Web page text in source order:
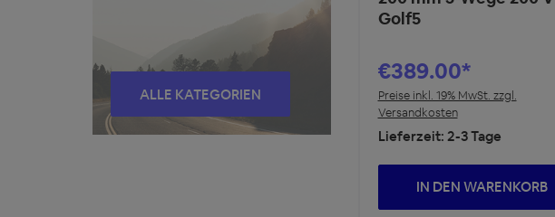
ALLE KATEGORIEN
Golf5
€389.00*
Preise inkl. 19% MwSt. zzgl.
Versandkosten
Lieferzeit: 2-3 Tage
IN DEN WARENKORB